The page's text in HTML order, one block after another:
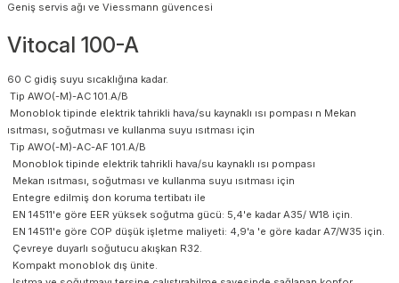
Geniş servis ağı ve Viessmann güvencesi
Vitocal 100-A
60 C gidiş suyu sıcaklığına kadar.
Tip AWO(-M)-AC 101.A/B
Monoblok tipinde elektrik tahrikli hava/su kaynaklı ısı pompası n Mekan
ısıtması, soğutması ve kullanma suyu ısıtması için
Tip AWO(-M)-AC-AF 101.A/B
Monoblok tipinde elektrik tahrikli hava/su kaynaklı ısı pompası
Mekan ısıtması, soğutması ve kullanma suyu ısıtması için
Entegre edilmiş don koruma tertibatı ile
EN 14511'e göre EER yüksek soğutma gücü: 5,4'e kadar A35/ W18 için.
EN 14511'e göre COP düşük işletme maliyeti: 4,9'a 'e göre kadar A7/W35 için.
Çevreye duyarlı soğutucu akışkan R32.
Kompakt monoblok dış ünite.